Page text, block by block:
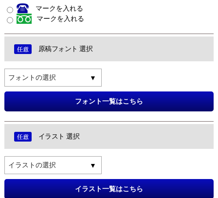
マークを入れる
マークを入れる
原稿フォント 選択
フォントの選択
フォント一覧はこちら
イラスト 選択
イラストの選択
イラスト一覧はこちら